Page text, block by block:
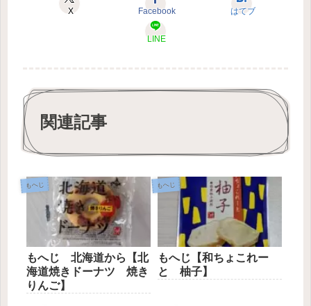
X Facebook はてブ
LINE
関連記事
もへじ
もへじ 北海道から【北
海道焼きドーナツ 焼き
りんご】
もへじ
もへじ【和ちょこれー
と 柚子】